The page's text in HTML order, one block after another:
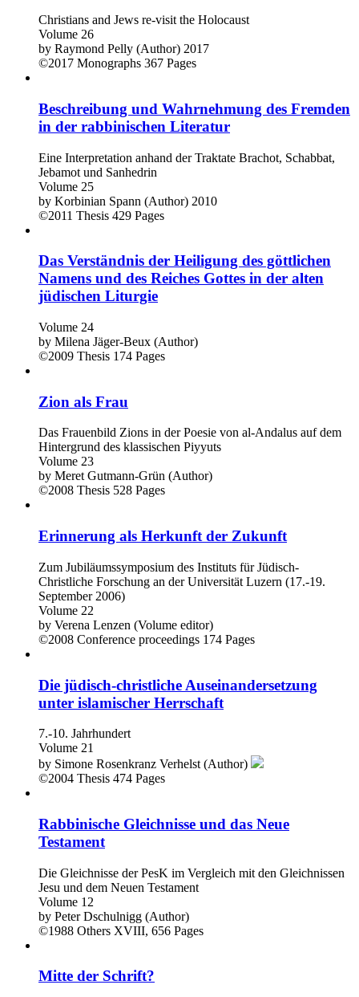
Christians and Jews re-visit the Holocaust
Volume 26
by Raymond Pelly (Author) 2017
©2017 Monographs 367 Pages
Beschreibung und Wahrnehmung des Fremden
in der rabbinischen Literatur
Eine Interpretation anhand der Traktate Brachot, Schabbat,
Jebamot und Sanhedrin
Volume 25
by Korbinian Spann (Author) 2010
©2011 Thesis 429 Pages
Das Verständnis der Heiligung des göttlichen
Namens und des Reiches Gottes in der alten
jüdischen Liturgie
Volume 24
by Milena Jäger-Beux (Author)
©2009 Thesis 174 Pages
Zion als Frau
Das Frauenbild Zions in der Poesie von al-Andalus auf dem
Hintergrund des klassischen Piyyuts
Volume 23
by Meret Gutmann-Grün (Author)
©2008 Thesis 528 Pages
Erinnerung als Herkunft der Zukunft
Zum Jubiläumssymposium des Instituts für Jüdisch-
Christliche Forschung an der Universität Luzern (17.-19.
September 2006)
Volume 22
by Verena Lenzen (Volume editor)
©2008 Conference proceedings 174 Pages
Die jüdisch-christliche Auseinandersetzung
unter islamischer Herrschaft
7.-10. Jahrhundert
Volume 21
by Simone Rosenkranz Verhelst (Author)
©2004 Thesis 474 Pages
Rabbinische Gleichnisse und das Neue
Testament
Die Gleichnisse der PesK im Vergleich mit den Gleichnissen
Jesu und dem Neuen Testament
Volume 12
by Peter Dschulnigg (Author)
©1988 Others XVIII, 656 Pages
Mitte der Schrift?